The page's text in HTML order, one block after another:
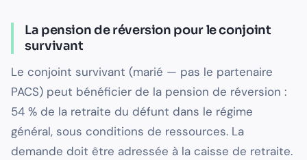
La pension de réversion pour le conjoint
survivant
Le conjoint survivant (marié — pas le partenaire
PACS) peut bénéficier de la pension de réversion :
54 % de la retraite du défunt dans le régime
général, sous conditions de ressources. La
demande doit être adressée à la caisse de retraite.